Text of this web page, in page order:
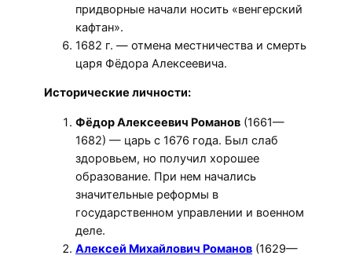
придворные начали носить «венгерский
кафтан».
1682 г. — отмена местничества и смерть
царя Фёдора Алексеевича.
Исторические личности:
Фёдор Алексеевич Романов (1661—
1682) — царь с 1676 года. Был слаб
здоровьем, но получил хорошее
образование. При нем начались
значительные реформы в
государственном управлении и военном
деле.
Алексей Михайлович Романов (1629—